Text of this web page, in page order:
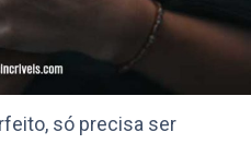
só precisa ser